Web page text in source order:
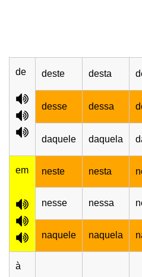
de deste desta
desse dessa
daquele daquela
em neste nesta
nesse nessa
naquele naquela
à